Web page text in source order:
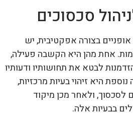
סכסוכים
בצורה אפקטיבית, יש
אחת מהן היא הקשבה פעילה,
לבטא את תחושותיו ודעותיו
היא זיהוי בעיות מרכזיות,
לסכסוך, ולאחר מכן מיקוד
בבעיות אלה.